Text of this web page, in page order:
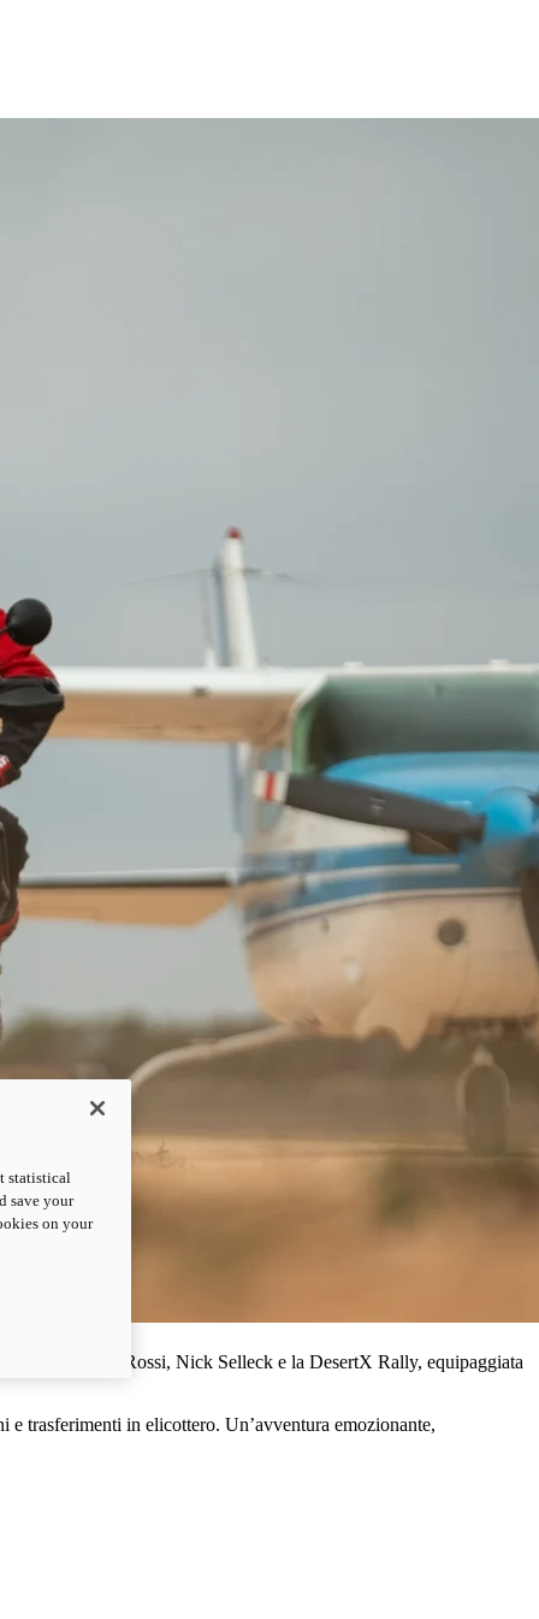
sono Andrea Rossi, Nick Selleck e la DesertX Rally, equipaggiata
trasferimenti in elicottero. Un’avventura emozionante,
statistical
save your
on your